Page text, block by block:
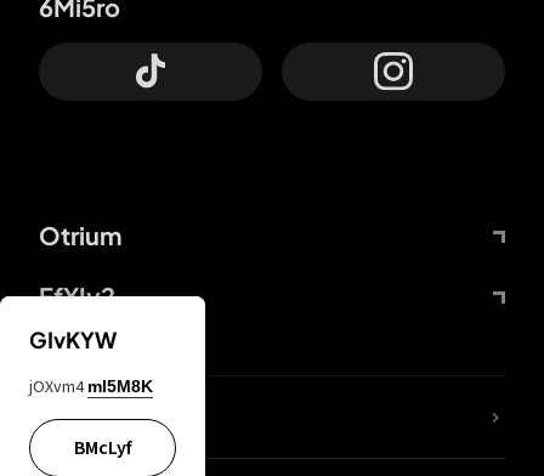
Otrium
FfYIy2
6Mi5ro
KIjvtr
GIvKYW
jOXvm4 mI5M8K
BMcLyf